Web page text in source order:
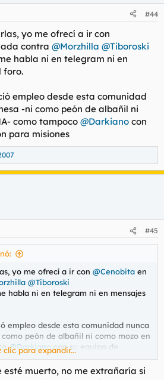
#44
yo me ofrecí a ir con
contra @Morzhilla @Tiboroski
habla ni en telegram ni en
foro.
empleo desde esta comunidad
-ni como peón de albañil ni
como tampoco @Darkiano con
para misiones
#45
yo me ofrecí a ir con @Cenobita en
@Tiboroski
habla ni en telegram ni en mensajes
empleo desde esta comunidad nunca
peón de albañil ni como mozo en
@Darkianocon su equipo de
clic para expandir...
esté muerto, no me extrañaría si